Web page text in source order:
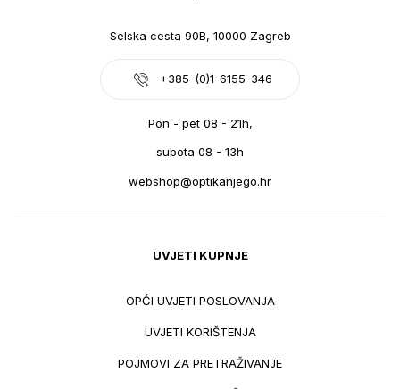
Selska cesta 90B, 10000 Zagreb
+385-(0)1-6155-346
Pon - pet 08 - 21h,
subota 08 - 13h
webshop@optikanjego.hr
UVJETI KUPNJE
OPĆI UVJETI POSLOVANJA
UVJETI KORIŠTENJA
POJMOVI ZA PRETRAŽIVANJE